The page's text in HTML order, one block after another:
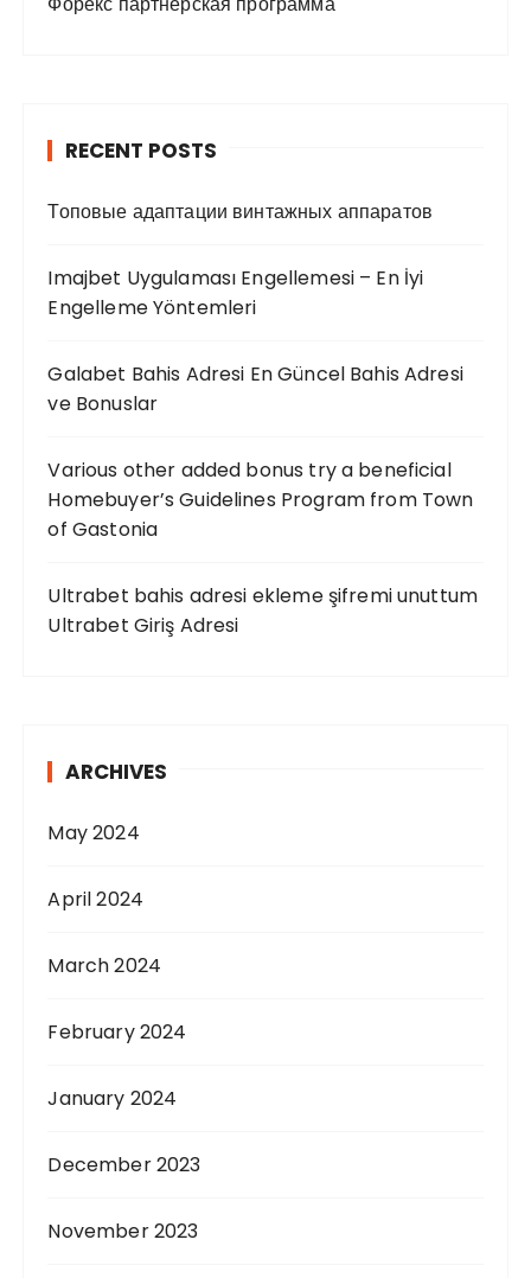
RECENT POSTS
Топовые адаптации винтажных аппаратов
Imajbet Uygulaması Engellemesi – En İyi
Engelleme Yöntemleri
Galabet Bahis Adresi En Güncel Bahis Adresi
ve Bonuslar
Various other added bonus try a beneficial
Homebuyer’s Guidelines Program from Town
of Gastonia
Ultrabet bahis adresi ekleme şifremi unuttum
Ultrabet Giriş Adresi
ARCHIVES
May 2024
April 2024
March 2024
February 2024
January 2024
December 2023
November 2023